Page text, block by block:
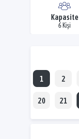
Kapasite
6 Kişi
1 2
20 21